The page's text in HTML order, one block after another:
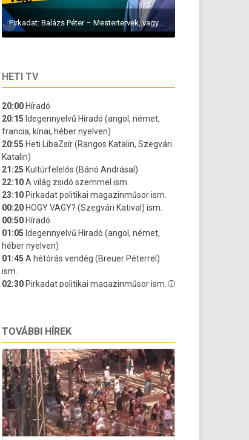
Pirkadat: Balázs Péter – Mestertervek, vagy...
HETI TV
TOVÁBBI HÍREK